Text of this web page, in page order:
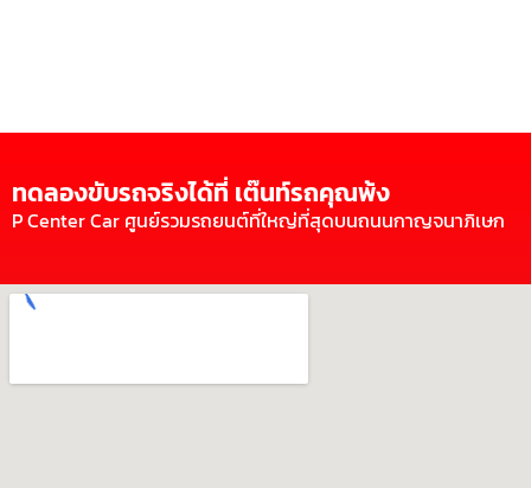
ทดลองขับรถจริงได้ที่ เต๊นท์รถคุณพ้ง
P Center Car ศูนย์รวมรถยนต์ที่ใหญ่ที่สุดบนถนนกาญจนาภิเษก